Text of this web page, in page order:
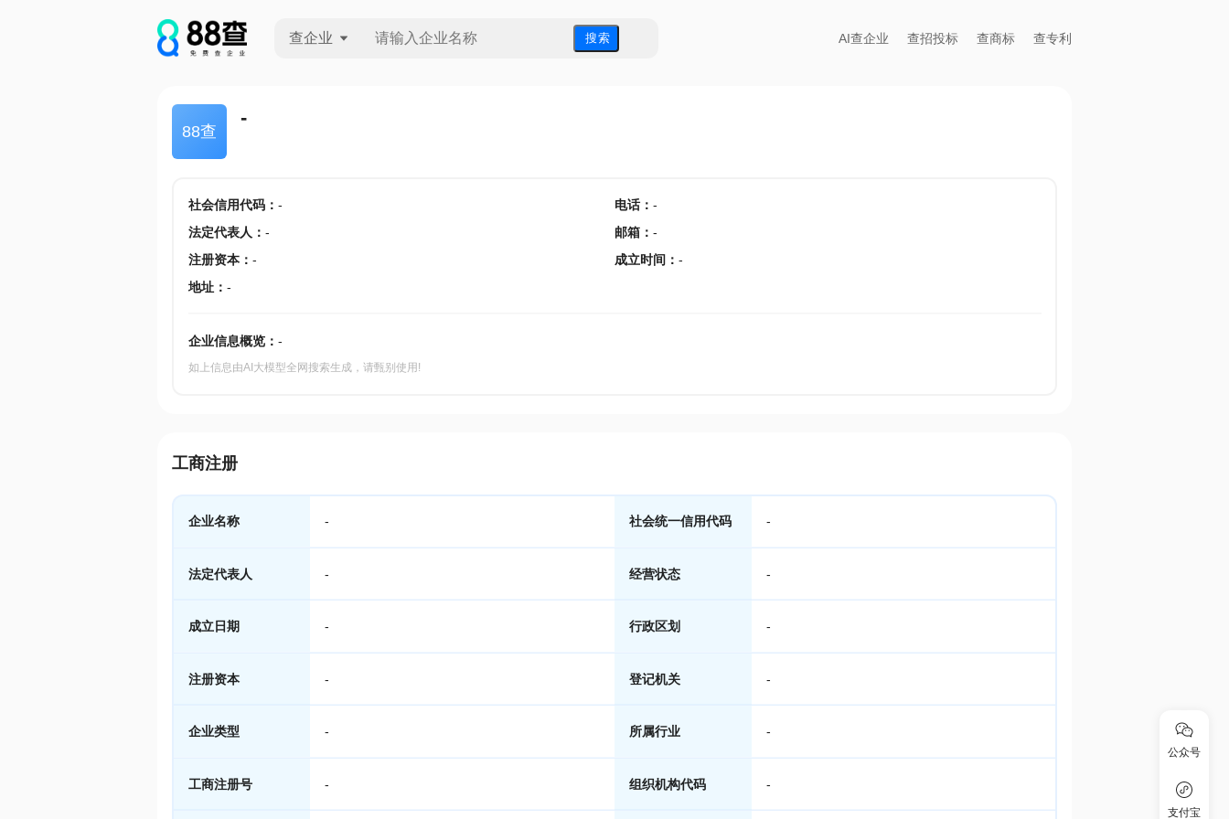
查企业 搜 索 AI查企业 查招投标 查商标 查专利
88查
-
社会信用代码： - 电话： -
法定代表人 ： - 邮箱 ： -
注册资本： - 成立时间 ： -
地址： -
企业信息概览： -
如上信息由AI大模型全网搜索生成，请甄别使用!
工商注册
企业名称 - 社会统一信用代码 -
法定代表人 - 经营状态 -
成立日期 - 行政区划 -
注册资本 - 登记机关 -
企业类型 - 所属行业 -
工商注册号 - 组织机构代码 -
公众号
支付宝